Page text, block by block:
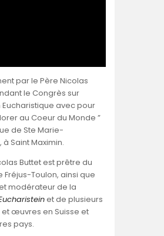
par le Père Nicolas
le Congrès sur
Eucharistique avec pour
au Coeur du Monde ”
de Ste Marie-
Saint Maximin.
Buttet est prêtre du
Toulon, ainsi que
modérateur de la
et de plusieurs
œuvres en Suisse et
pays.